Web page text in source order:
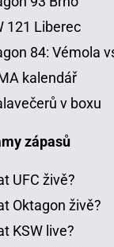
121 Liberec
84: Vémola
kalendář
v boxu
zápasů
UFC živě?
Oktagon živě?
KSW live?